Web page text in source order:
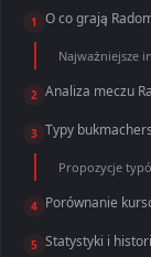
1 O co grają
Najważniejsze
2 Analiza meczu
3 Typy
Propozycje
4 Porównanie
5 Statystyki i